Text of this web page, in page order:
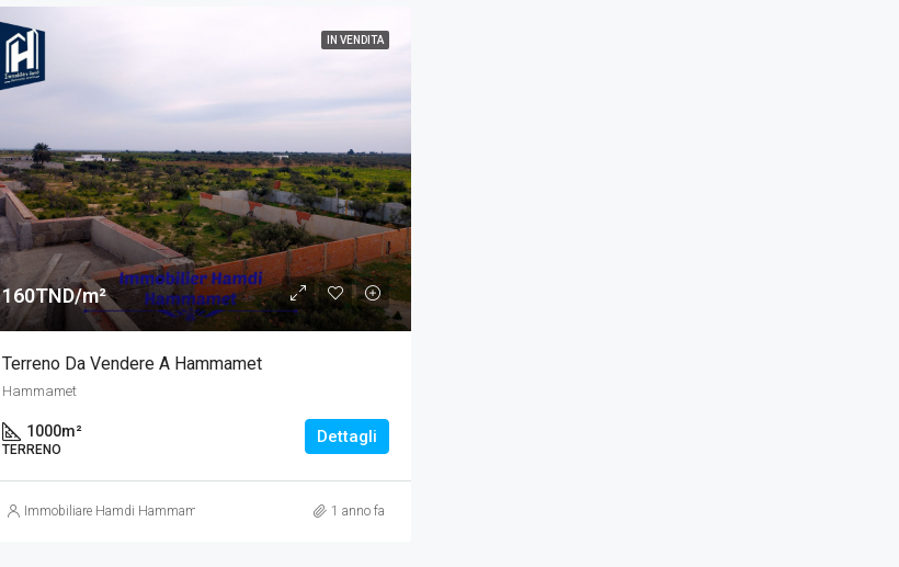
IN VENDITA
160TND/m²
Terreno Da Vendere A Hammamet
Hammamet
1000m²
TERRENO
Dettagli
Immobiliare Hamdi Hammamet 1 anno fa